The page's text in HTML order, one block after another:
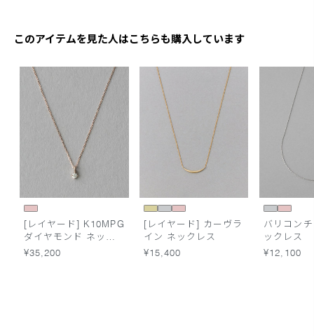
このアイテムを見た人はこちらも購入しています
[レイヤード] K10MPG
ダイヤモンド ネック
レス
¥35,200
[レイヤード] カーヴラ
イン ネックレス
¥15,400
バリコン
ックレス
¥12,100